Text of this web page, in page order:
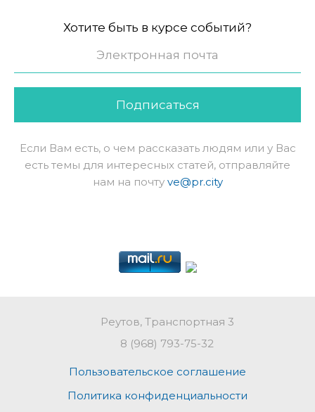
Хотите быть в курсе событий?
Подписаться
Если Вам есть, о чем рассказать людям или у Вас
есть темы для интересных статей, отправляйте
нам на почту ve@pr.city
Реутов, Транспортная 3
8 (968) 793-75-32
Пользовательское соглашение
Политика конфиденциальности